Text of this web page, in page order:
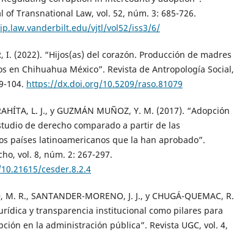
of Transnational Law, vol. 52, núm. 3: 685-726.
vjtl/vol52/iss3/6/
I. (2022). “Hijos(as) del corazón. Producción de madres
en Chihuahua México”. Revista de Antropología Social,
104. https://dx.doi.org/10.5209/raso.81079
L. J., y GUZMÁN MUÑOZ, Y. M. (2017). “Adopción
de derecho comparado a partir de las
países latinoamericanos que la han aprobado”.
vol. 8, núm. 2: 267-297.
cesder.8.2.4
M. R., SANTANDER-MORENO, J. J., y CHUGÁ-QUEMAC, R.
y transparencia institucional como pilares para
en la administración pública”. Revista UGC, vol. 4,